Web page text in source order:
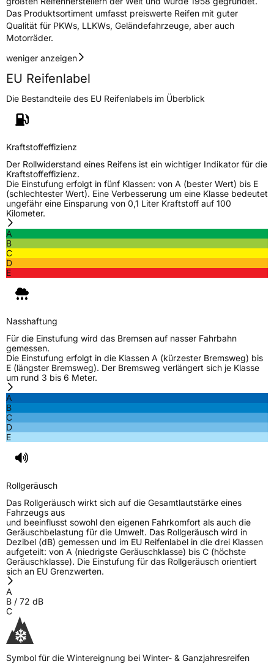
3PMSF / Schneeflockensymbol / Alpine-SymbolJa
EisgripNein
EPREL ID461139
Allgemeine Produktsicherheit (GPSR)
HerstellerkontaktZhongce Europe GmbH, Hollerithallee 17
Das Produktsortiment umfasst preiswerte Reifen mit guter
Qualität für PKWs, LLKWs, Geländefahrzeuge, aber auch
Motorräder.
weniger anzeigen
EU Reifenlabel
Die Bestandteile des EU Reifenlabels im Überblick
Kraftstoffeffizienz
Der Rollwiderstand eines Reifens ist ein wichtiger Indikator für die
Kraftstoffeffizienz.
Die Einstufung erfolgt in fünf Klassen: von A (bester Wert) bis E
(schlechtester Wert). Eine Verbesserung um eine Klasse bedeutet
ungefähr eine Einsparung von 0,1 Liter Kraftstoff auf 100
Kilometer.
A
B
C
D
E
Nasshaftung
Für die Einstufung wird das Bremsen auf nasser Fahrbahn
gemessen.
Die Einstufung erfolgt in die Klassen A (kürzester Bremsweg) bis
E (längster Bremsweg). Der Bremsweg verlängert sich je Klasse
um rund 3 bis 6 Meter.
A
B
C
D
E
Rollgeräusch
Das Rollgeräusch wirkt sich auf die Gesamtlautstärke eines
Fahrzeugs aus
und beeinflusst sowohl den eigenen Fahrkomfort als auch die
Geräuschbelastung für die Umwelt. Das Rollgeräusch wird in
Dezibel (dB) gemessen und im EU Reifenlabel in die drei Klassen
aufgeteilt: von A (niedrigste Geräuschklasse) bis C (höchste
Geräuschklasse). Die Einstufung für das Rollgeräusch orientiert
sich an EU Grenzwerten.
A
B / 72 dB
C
Symbol für die Wintereignung bei Winter- & Ganzjahresreifen